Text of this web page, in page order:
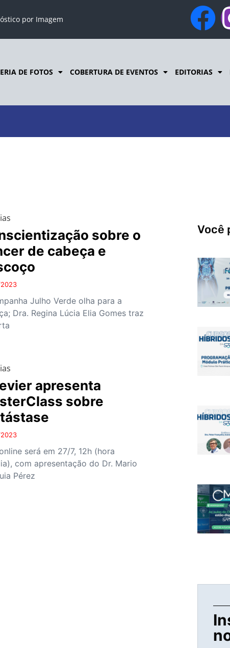
por Imagem
DE FOTOS COBERTURA DE EVENTOS EDITORIAS
sobre o
de cabeça e
Julho Verde olha para a
Dra. Regina Lúcia Elia Gomes traz
apresenta
sobre
será em 27/7, 12h (hora
com apresentação do Dr. Mario
Pérez
Você